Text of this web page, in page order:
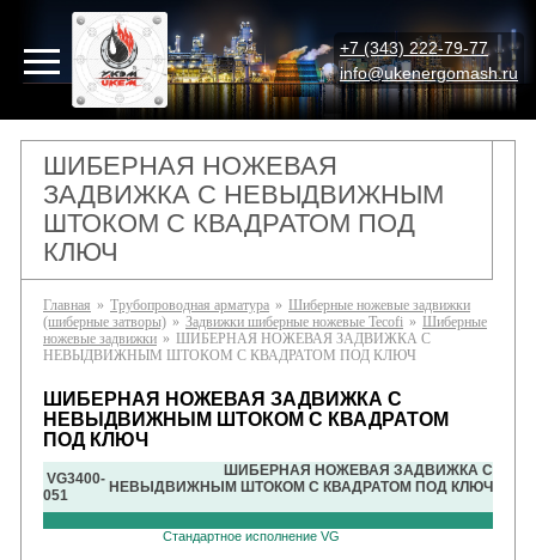
+7 (343) 222-79-77
info@ukenergomash.ru
ШИБЕРНАЯ НОЖЕВАЯ
ЗАДВИЖКА С НЕВЫДВИЖНЫМ
ШТОКОМ С КВАДРАТОМ ПОД
КЛЮЧ
Главная » Трубопроводная арматура » Шиберные ножевые задвижки
(шиберные затворы) » Задвижки шиберные ножевые Tecofi » Шиберные
ножевые задвижки » ШИБЕРНАЯ НОЖЕВАЯ ЗАДВИЖКА С
НЕВЫДВИЖНЫМ ШТОКОМ С КВАДРАТОМ ПОД КЛЮЧ
ШИБЕРНАЯ НОЖЕВАЯ ЗАДВИЖКА С
НЕВЫДВИЖНЫМ ШТОКОМ С КВАДРАТОМ
ПОД КЛЮЧ
VG3400-
051
ШИБЕРНАЯ НОЖЕВАЯ ЗАДВИЖКА С
НЕВЫДВИЖНЫМ ШТОКОМ С КВАДРАТОМ ПОД КЛЮЧ
Стандартное исполнение VG